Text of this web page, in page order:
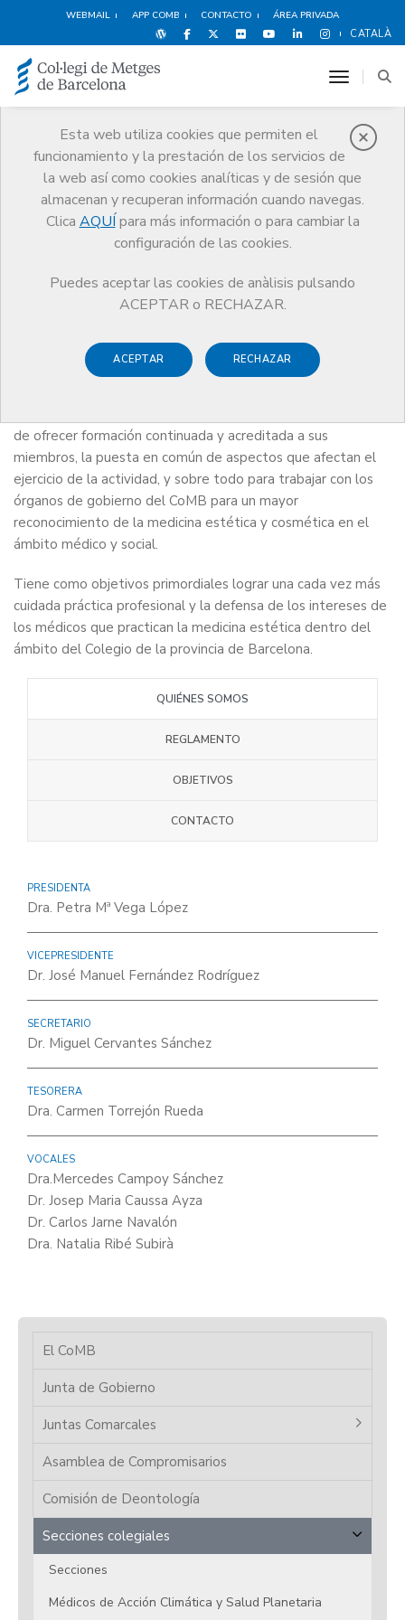
WEBMAIL APP COMB CONTACTO ÁREA PRIVADA
CATALÀ
Esta web utiliza cookies que permiten el
funcionamiento y la prestación de los servicios de
la web así como cookies analíticas y de sesión que
almacenan y recuperan información cuando navegas.
Clica AQUÍ para más información o para cambiar la
configuración de las cookies.
Puedes aceptar las cookies de anàlisis pulsando
ACEPTAR o RECHAZAR.
ACEPTAR RECHAZAR
toggle
Quiénes somos
El CoMB
Secciones colegiales
Médicos de Estética
Médicos de Estética
de ofrecer formación continuada y acreditada a sus
miembros, la puesta en común de aspectos que afectan el
ejercicio de la actividad, y sobre todo para trabajar con los
órganos de gobierno del CoMB para un mayor
reconocimiento de la medicina estética y cosmética en el
ámbito médico y social.
Tiene como objetivos primordiales lograr una cada vez más
cuidada práctica profesional y la defensa de los intereses de
los médicos que practican la medicina estética dentro del
ámbito del Colegio de la provincia de Barcelona.
QUIÉNES SOMOS
REGLAMENTO
OBJETIVOS
CONTACTO
PRESIDENTA
Dra. Petra Mª Vega López
VICEPRESIDENTE
Dr. José Manuel Fernández Rodríguez
SECRETARIO
Dr. Miguel Cervantes Sánchez
TESORERA
Dra. Carmen Torrejón Rueda
VOCALES
Dra.Mercedes Campoy Sánchez
Dr. Josep Maria Caussa Ayza
Dr. Carlos Jarne Navalón
Dra. Natalia Ribé Subirà
El CoMB
Junta de Gobierno
Juntas Comarcales
Asamblea de Compromisarios
Comisión de Deontología
Secciones colegiales
Secciones
Médicos de Acción Climática y Salud Planetaria